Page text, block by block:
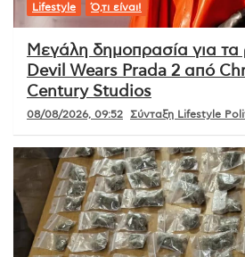
Lifestyle Ό,τι είναι!
Μεγάλη δημοπρασία για τα
Devil Wears Prada 2 από
Century Studios
08/08/2026, 09:52 Σύνταξη Lifestyle